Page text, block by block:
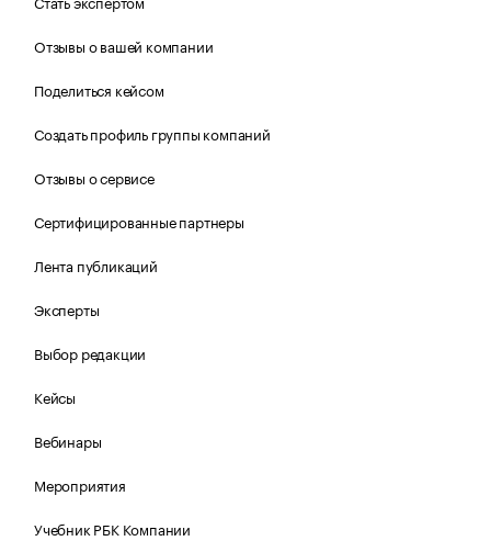
Отзывы о вашей компании
Поделиться кейсом
Создать профиль группы компаний
Отзывы о сервисе
Сертифицированные партнеры
Лента публикаций
Эксперты
Выбор редакции
Кейсы
Вебинары
Мероприятия
Учебник РБК Компании